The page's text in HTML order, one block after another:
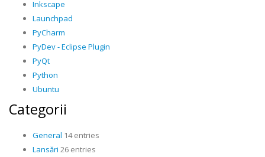
Inkscape
Launchpad
PyCharm
PyDev - Eclipse Plugin
PyQt
Python
Ubuntu
Categorii
General 14 entries
Lansări 26 entries